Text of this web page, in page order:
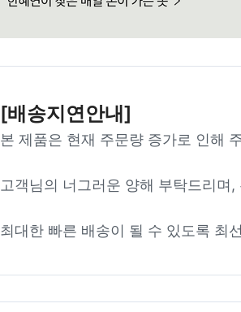
[배송지연안내]
본 제품은 현재 주문량 증가로 인해
고객님의 너그러운 양해 부탁드리며
최대한 빠른 배송이 될 수 있도록 최